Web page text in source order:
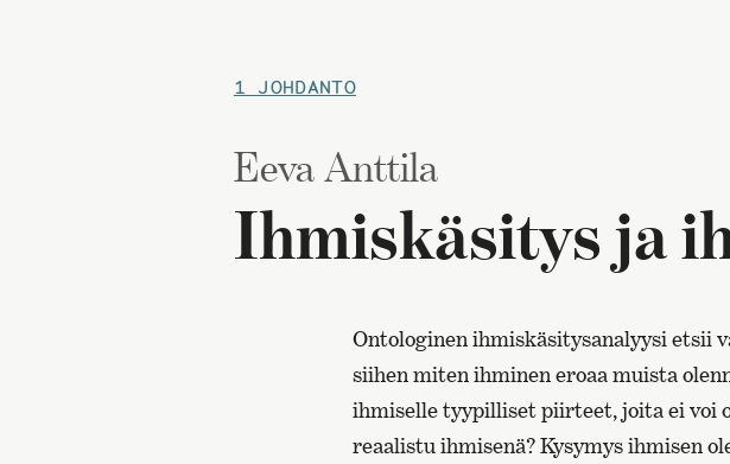
1 JOHDANTO
Eeva Anttila
Ihmiskäsitys ja
Ontologinen ihmiskäsitysanalyysi etsii
siihen miten ihminen eroaa muista
ihmiselle tyypilliset piirteet, joita ei voi
reaalistu ihmisenä? Kysymys ihmisen